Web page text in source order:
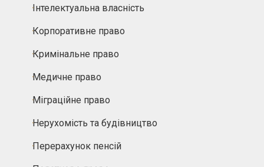
Інтелектуальна власність
Корпоративне право
Кримінальне право
Медичне право
Міграційне право
Нерухомість та будівництво
Перерахунок пенсій